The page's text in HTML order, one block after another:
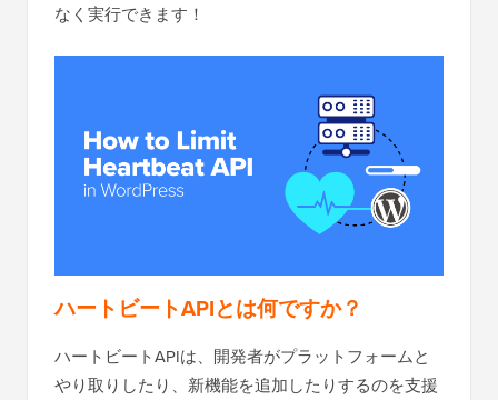
なく実行できます！
ハートビートAPIとは何ですか？
ハートビートAPIは、開発者がプラットフォームと
やり取りしたり、新機能を追加したりするのを支援